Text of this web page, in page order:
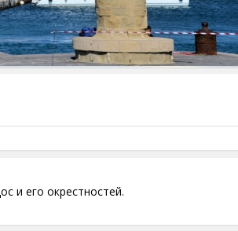
и его окрестностей.